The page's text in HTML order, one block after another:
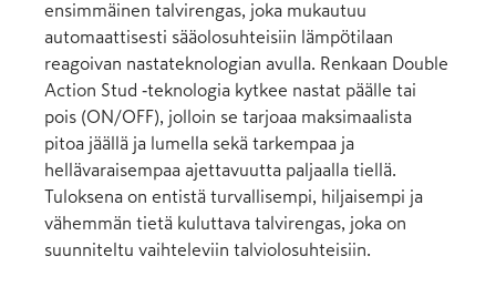
ensimmäinen talvirengas, joka mukautuu
automaattisesti sääolosuhteisiin lämpötilaan
reagoivan nastateknologian avulla. Renkaan Double
Action Stud ‑teknologia kytkee nastat päälle tai
pois (ON/OFF), jolloin se tarjoaa maksimaalista
pitoa jäällä ja lumella sekä tarkempaa ja
hellävaraisempaa ajettavuutta paljaalla tiellä.
Tuloksena on entistä turvallisempi, hiljaisempi ja
vähemmän tietä kuluttava talvirengas, joka on
suunniteltu vaihteleviin talviolosuhteisiin.